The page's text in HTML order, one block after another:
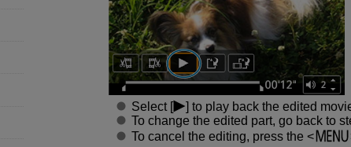
Select [
] to play back the edited
To change the edited part, go back to
To cancel the editing, press the